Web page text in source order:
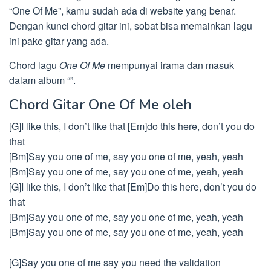
“One Of Me”, kamu sudah ada di website yang benar.
Dengan kunci chord gitar ini, sobat bisa memainkan lagu
ini pake gitar yang ada.
Chord lagu One Of Me mempunyai irama dan masuk
dalam album “”.
Chord Gitar One Of Me oleh
[G]I like this, I don’t like that [Em]do this here, don’t you do
that
[Bm]Say you one of me, say you one of me, yeah, yeah
[Bm]Say you one of me, say you one of me, yeah, yeah
[G]I like this, I don’t like that [Em]Do this here, don’t you do
that
[Bm]Say you one of me, say you one of me, yeah, yeah
[Bm]Say you one of me, say you one of me, yeah, yeah
[G]Say you one of me say you need the validation